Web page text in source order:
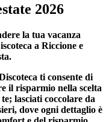
2026
la tua vacanza
a Riccione e
ti consente di
il risparmio nella scelta
lasciati coccolare da
dove ogni dettaglio è